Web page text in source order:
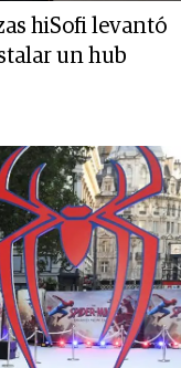
hiSofi levantó
un hub